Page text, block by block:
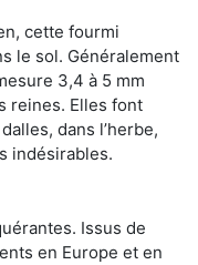
cette fourmi
le sol. Généralement
3,4 à 5 mm
reines. Elles font
dans l’herbe,
indésirables.
Issus de
en Europe et en